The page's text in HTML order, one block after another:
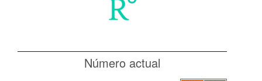
Número actual